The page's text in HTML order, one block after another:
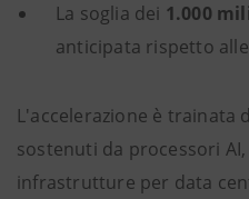
La soglia dei 1.000
anticipata rispetto
L'accelerazione è trainata
sostenuti da processori
infrastrutture per data